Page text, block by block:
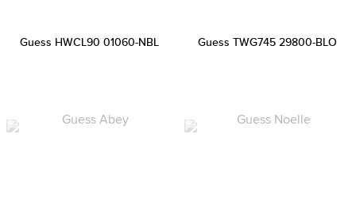
Guess HWCL90 01060-NBL Guess TWG745 29800-BLO